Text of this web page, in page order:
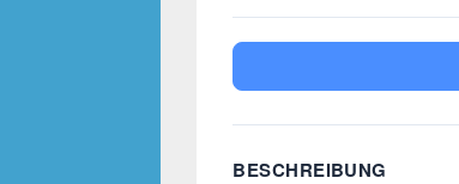
BESCHREIBUNG